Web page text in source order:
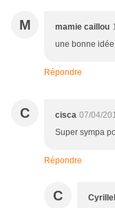
M mamie caillou
une bonne
Répondre
C cisca 07/04/
Super sympa
Répondre
C